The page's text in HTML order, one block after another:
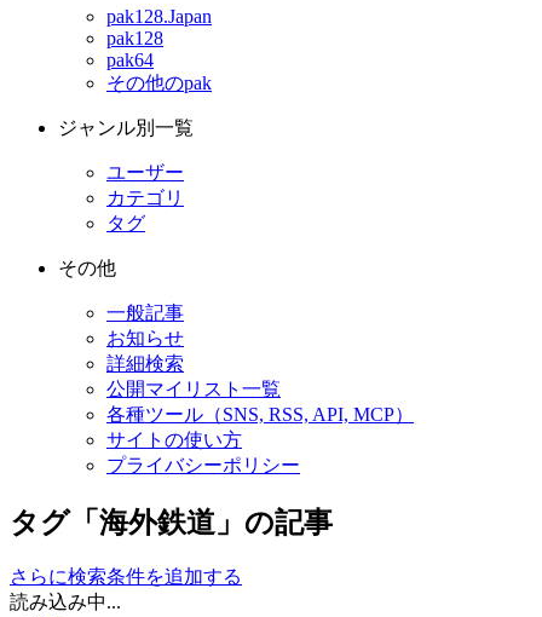
pak128.Japan
pak128
pak64
その他のpak
ジャンル別一覧
ユーザー
カテゴリ
タグ
その他
一般記事
お知らせ
詳細検索
公開マイリスト一覧
各種ツール（SNS, RSS, API, MCP）
サイトの使い方
プライバシーポリシー
タグ「海外鉄道」の記事
さらに検索条件を追加する
読み込み中...